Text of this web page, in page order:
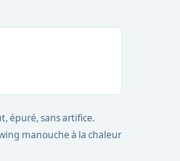
épuré, sans artifice.
manouche à la chaleur